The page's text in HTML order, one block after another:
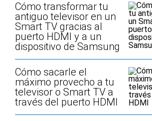
Cómo transformar tu
antiguo televisor en un
Smart TV gracias al
puerto HDMI y a un
dispositivo de Samsung
Cómo sacarle el
máximo provecho a tu
televisor o Smart TV a
través del puerto HDMI